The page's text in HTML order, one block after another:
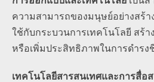
ความสามารถของมนุษย์อย่างสร้
ใช้กับกระบวนการเทคโนโลยี สร้า
หรือเพิ่มประสิทธิภาพในการดำรง
เทคโนโลยีสารสนเทศและการสื่อ